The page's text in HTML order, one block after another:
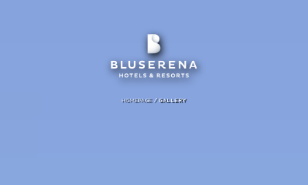
HOMEPAGE /GALLERY